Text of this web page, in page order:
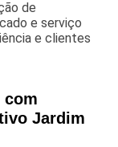
de
e serviço
e clientes
com
Jardim